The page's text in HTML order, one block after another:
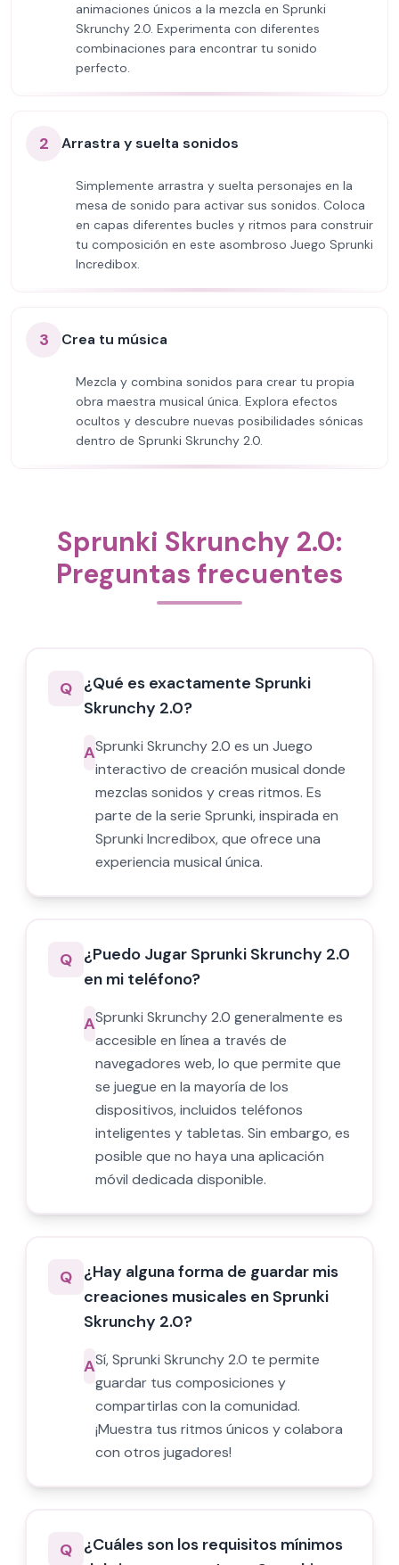
animaciones únicos a la mezcla en Sprunki
Skrunchy 2.0. Experimenta con diferentes
combinaciones para encontrar tu sonido
perfecto.
2 Arrastra y suelta sonidos
Simplemente arrastra y suelta personajes en la
mesa de sonido para activar sus sonidos. Coloca
en capas diferentes bucles y ritmos para construir
tu composición en este asombroso Juego Sprunki
Incredibox.
3 Crea tu música
Mezcla y combina sonidos para crear tu propia
obra maestra musical única. Explora efectos
ocultos y descubre nuevas posibilidades sónicas
dentro de Sprunki Skrunchy 2.0.
Sprunki Skrunchy 2.0:
Preguntas frecuentes
Q ¿Qué es exactamente Sprunki
Skrunchy 2.0?
ASprunki Skrunchy 2.0 es un Juego
interactivo de creación musical donde
mezclas sonidos y creas ritmos. Es
parte de la serie Sprunki, inspirada en
Sprunki Incredibox, que ofrece una
experiencia musical única.
Q ¿Puedo Jugar Sprunki Skrunchy 2.0
en mi teléfono?
ASprunki Skrunchy 2.0 generalmente es
accesible en línea a través de
navegadores web, lo que permite que
se juegue en la mayoría de los
dispositivos, incluidos teléfonos
inteligentes y tabletas. Sin embargo, es
posible que no haya una aplicación
móvil dedicada disponible.
Q ¿Hay alguna forma de guardar mis
creaciones musicales en Sprunki
Skrunchy 2.0?
ASí, Sprunki Skrunchy 2.0 te permite
guardar tus composiciones y
compartirlas con la comunidad.
¡Muestra tus ritmos únicos y colabora
con otros jugadores!
Q ¿Cuáles son los requisitos mínimos